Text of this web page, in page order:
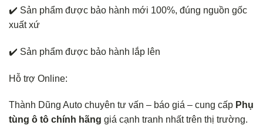
✔️ Sản phẩm được bảo hành mới 100%, đúng nguồn gốc
xuất xứ
✔️ Sản phẩm được bảo hành lắp lên
Hỗ trợ Online:
Thành Dũng Auto chuyên tư vấn – báo giá – cung cấp Phụ
tùng ô tô chính hãng giá cạnh tranh nhất trên thị trường.